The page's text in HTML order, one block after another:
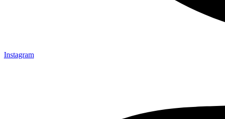
Instagram